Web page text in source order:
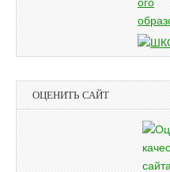
ОЦЕНИТЬ САЙТ